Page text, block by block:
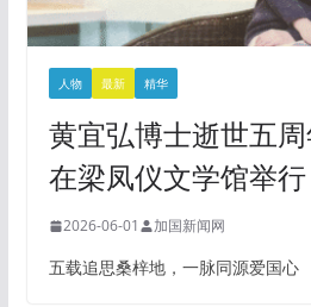
人物 最新 精华
黄宜弘博士逝世五
在梁凤仪文学馆举行
2026-06-01 加国新闻网
五载追思桑梓地，一脉同源爱国心